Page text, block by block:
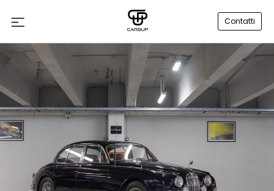
Contatti